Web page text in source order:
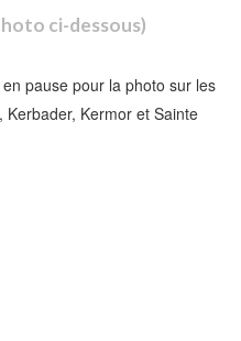
ci-dessous)
pause pour la photo sur les
Kermor et Sainte